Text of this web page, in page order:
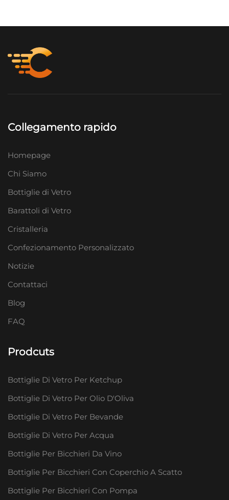
Collegamento rapido
Homepage
Chi Siamo
Bottiglie di Vetro
Barattoli di Vetro
Cristalleria
Confezionamento Personalizzato
Notizie
Contattaci
Blog
FAQ
Prodcuts
Bottiglie Di Vetro Per Ketchup
Bottiglie Di Vetro Per Olio D'Oliva
Bottiglie Di Vetro Per Bevande
Bottiglie Di Vetro Per Acqua
Bottiglie Per Bicchieri Da Vino
Bottiglie Per Bicchieri Con Coperchio A Scatto
Bottiglie Per Bicchieri Con Pompa